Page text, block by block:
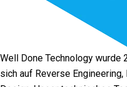
Well Done Technology wurde
sich auf Reverse